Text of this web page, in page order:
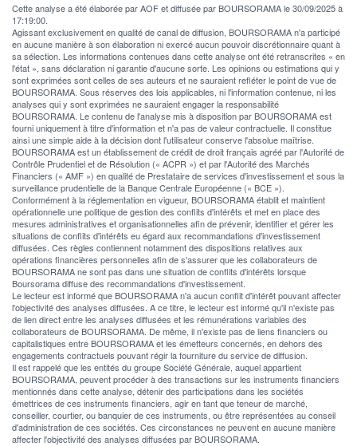
Cette analyse a été élaborée par AOF et diffusée par BOURSORAMA le 30/09/2025 à
17:19:00.
Agissant exclusivement en qualité de canal de diffusion, BOURSORAMA n'a participé
en aucune manière à son élaboration ni exercé aucun pouvoir discrétionnaire quant à
sa sélection. Les informations contenues dans cette analyse ont été retranscrites « en
l'état », sans déclaration ni garantie d'aucune sorte. Les opinions ou estimations qui y
sont exprimées sont celles de ses auteurs et ne sauraient refléter le point de vue de
BOURSORAMA. Sous réserves des lois applicables, ni l'information contenue, ni les
analyses qui y sont exprimées ne sauraient engager la responsabilité
BOURSORAMA. Le contenu de l'analyse mis à disposition par BOURSORAMA est
fourni uniquement à titre d'information et n'a pas de valeur contractuelle. Il constitue
ainsi une simple aide à la décision dont l'utilisateur conserve l'absolue maîtrise.
BOURSORAMA est un établissement de crédit de droit français agréé par l'Autorité de
Contrôle Prudentiel et de Résolution (« ACPR ») et par l'Autorité des Marchés
Financiers (« AMF ») en qualité de Prestataire de services d'investissement et sous la
surveillance prudentielle de la Banque Centrale Européenne (« BCE »).
Conformément à la réglementation en vigueur, BOURSORAMA établit et maintient
opérationnelle une politique de gestion des conflits d'intérêts et met en place des
mesures administratives et organisationnelles afin de prévenir, identifier et gérer les
situations de conflits d'intérêts eu égard aux recommandations d'investissement
diffusées. Ces règles contiennent notamment des dispositions relatives aux
opérations financières personnelles afin de s'assurer que les collaborateurs de
BOURSORAMA ne sont pas dans une situation de conflits d'intérêts lorsque
Boursorama diffuse des recommandations d'investissement.
Le lecteur est informé que BOURSORAMA n'a aucun conflit d'intérêt pouvant affecter
l'objectivité des analyses diffusées. A ce titre, le lecteur est informé qu'il n'existe pas
de lien direct entre les analyses diffusées et les rémunérations variables des
collaborateurs de BOURSORAMA. De même, il n'existe pas de liens financiers ou
capitalistiques entre BOURSORAMA et les émetteurs concernés, en dehors des
engagements contractuels pouvant régir la fourniture du service de diffusion.
Il est rappelé que les entités du groupe Société Générale, auquel appartient
BOURSORAMA, peuvent procéder à des transactions sur les instruments financiers
mentionnés dans cette analyse, détenir des participations dans les sociétés
émettrices de ces instruments financiers, agir en tant que teneur de marché,
conseiller, courtier, ou banquier de ces instruments, ou être représentées au conseil
d'administration de ces sociétés. Ces circonstances ne peuvent en aucune manière
affecter l'objectivité des analyses diffusées par BOURSORAMA.